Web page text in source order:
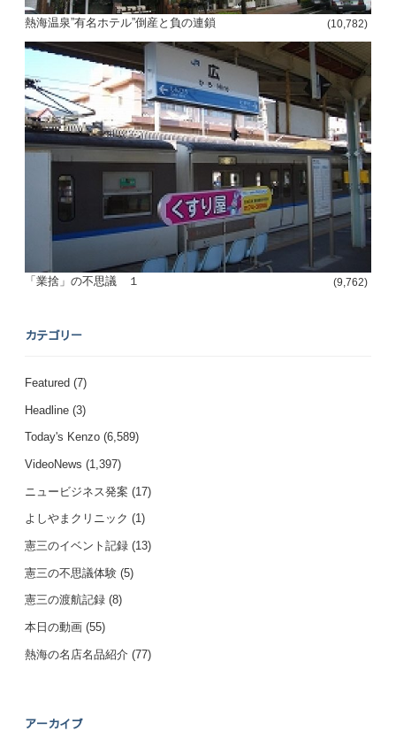
熱海温泉”有名ホテル”倒産と負の連鎖 (10,782)
「業捨」の不思議 １ (9,762)
カテゴリー
Featured (7)
Headline (3)
Today's Kenzo (6,589)
VideoNews (1,397)
ニュービジネス発案 (17)
よしやまクリニック (1)
憲三のイベント記録 (13)
憲三の不思議体験 (5)
憲三の渡航記録 (8)
本日の動画 (55)
熱海の名店名品紹介 (77)
アーカイブ